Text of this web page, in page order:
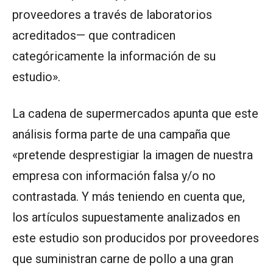
proveedores a través de laboratorios
acreditados— que contradicen
categóricamente la información de su
estudio».
La cadena de supermercados apunta que este
análisis forma parte de una campaña que
«pretende desprestigiar la imagen de nuestra
empresa con información falsa y/o no
contrastada. Y más teniendo en cuenta que,
los artículos supuestamente analizados en
este estudio son producidos por proveedores
que suministran carne de pollo a una gran